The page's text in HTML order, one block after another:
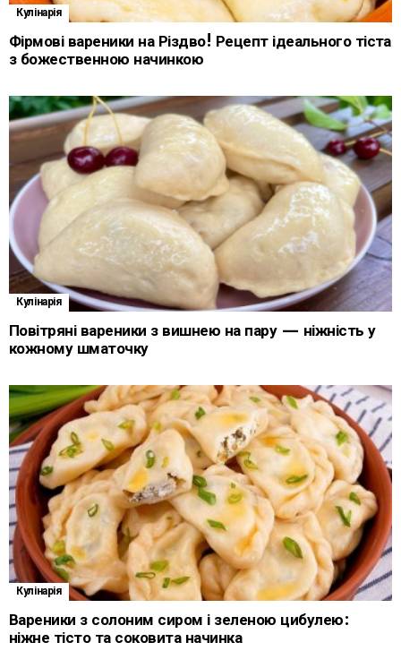
Кулінарія
Фірмові вареники на Різдво! Рецепт ідеального тіста
з божественною начинкою
Кулінарія
Повітряні вареники з вишнею на пару — ніжність у
кожному шматочку
Кулінарія
Вареники з солоним сиром і зеленою цибулею:
ніжне тісто та соковита начинка